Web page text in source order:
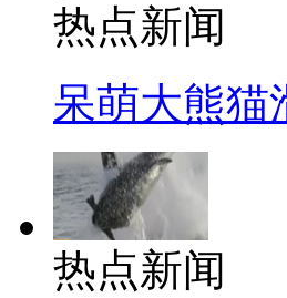
热点新闻
呆萌大熊猫
热点新闻